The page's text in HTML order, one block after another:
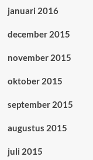
januari 2016
december 2015
november 2015
oktober 2015
september 2015
augustus 2015
juli 2015